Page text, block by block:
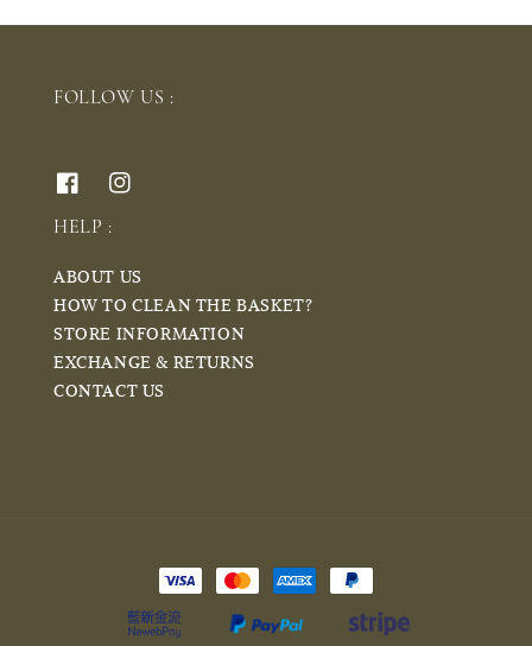
FOLLOW US :
HELP :
ABOUT US
HOW TO CLEAN THE BASKET?
STORE INFORMATION
EXCHANGE & RETURNS
CONTACT US